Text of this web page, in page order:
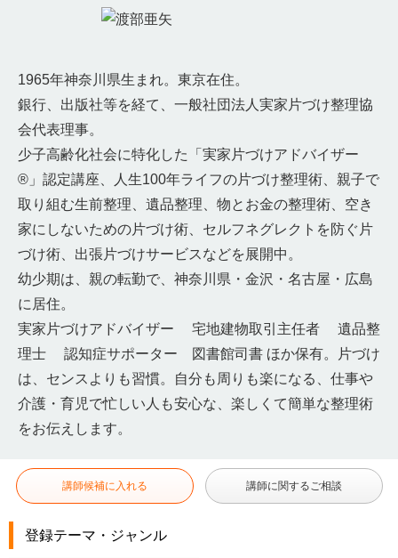
1965年神奈川県生まれ。東京在住。
銀行、出版社等を経て、一般社団法人実家片づけ整理協
会代表理事。
少子高齢化社会に特化した「実家片づけアドバイザー
®」認定講座、人生100年ライフの片づけ整理術、親子で
取り組む生前整理、遺品整理、物とお金の整理術、空き
家にしないための片づけ術、セルフネグレクトを防ぐ片
づけ術、出張片づけサービスなどを展開中。
幼少期は、親の転勤で、神奈川県・金沢・名古屋・広島
に居住。
実家片づけアドバイザー 宅地建物取引主任者 遺品整
理士 認知症サポーター 図書館司書 ほか保有。片づけ
は、センスよりも習慣。自分も周りも楽になる、仕事や
介護・育児で忙しい人も安心な、楽しくて簡単な整理術
をお伝えします。
講師候補に入れる 講師に関するご相談
登録テーマ・ジャンル